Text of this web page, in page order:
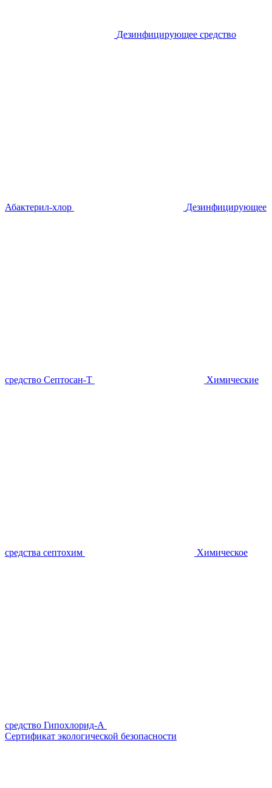
Дезинфицирующее средство
Абактерил-хлор Дезинфицирующее
средство Септосан-Т Химические
средства септохим Химическое
средство Гипохлорид-А
Сертификат экологической безопасности